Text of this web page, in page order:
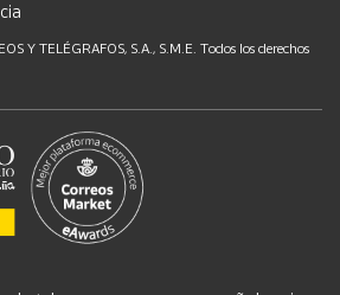
Y TELÉGRAFOS, S.A., S.M.E. Todos los derechos